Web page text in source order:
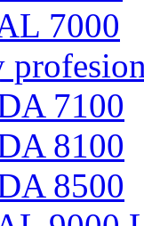
7000
7100
8100
8500